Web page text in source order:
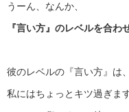
うーん、なんか、
『言い方』のレベルを合わ
彼のレベルの『言い方』は、
私にはちょっとキツ過ぎます